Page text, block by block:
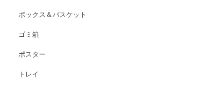
ボックス＆バスケット
ゴミ箱
ポスター
トレイ